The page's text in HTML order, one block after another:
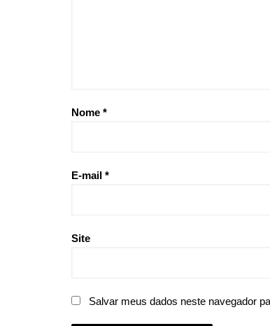
Nome *
E-mail *
Site
Salvar meus dados neste navegador